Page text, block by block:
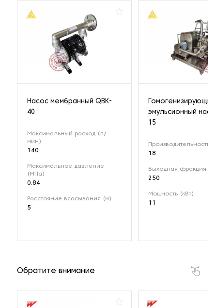
Насос мембранный QBK-
40
Максимальный расход (л/
мин)
140
Максимальное давление
(МПа)
0.84
Расстояние всасывания (м)
5
Гомогенизирующий
эмульсионный
15
Производительность
18
Выходная фракция
250
Мощность (кВт)
11
Обратите внимание